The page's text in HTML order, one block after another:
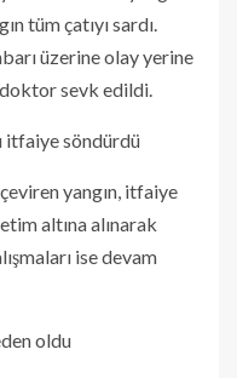
tüm çatıyı sardı.
üzerine olay yerine
sevk edildi.
itfaiye söndürdü
yangın, itfaiye
altına alınarak
ise devam
oldu